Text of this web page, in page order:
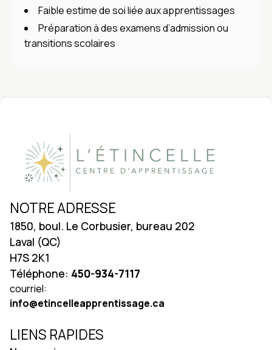
Faible estime de soi liée aux apprentissages
Préparation à des examens d’admission ou
transitions scolaires
NOTRE ADRESSE
1850, boul. Le Corbusier, bureau 202
Laval (QC)
H7S 2K1
Téléphone: 450-934-7117
courriel:
info@etincelleapprentissage.ca
LIENS RAPIDES